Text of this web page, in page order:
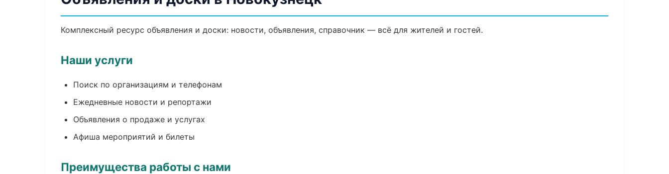
Комплексный ресурс объявления и доски: новости, объявления, справочник — всё для жителей и гостей.
Наши услуги
Поиск по организациям и телефонам
Ежедневные новости и репортажи
Объявления о продаже и услугах
Афиша мероприятий и билеты
Преимущества работы с нами